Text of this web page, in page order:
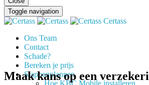
Toggle navigation
Certass
Ons Team
Contact
Schade?
Bereken je prijs
Stappenplannen
Hoe KBC Mobile installeren
Maak kans op een